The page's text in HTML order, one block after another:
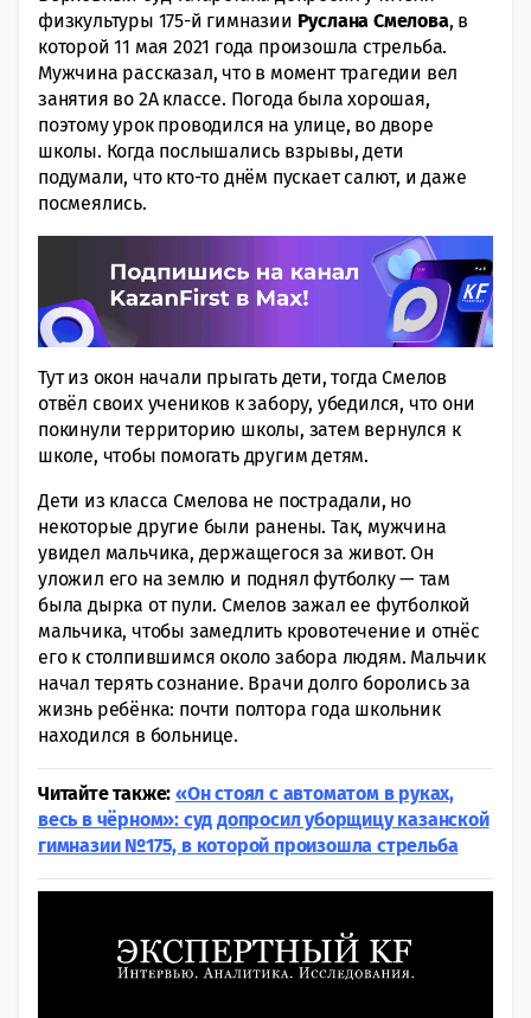
физкультуры 175-й гимназии Руслана Смелова, в
которой 11 мая 2021 года произошла стрельба.
Мужчина рассказал, что в момент трагедии вел
занятия во 2А классе. Погода была хорошая,
поэтому урок проводился на улице, во дворе
школы. Когда послышались взрывы, дети
подумали, что кто-то днём пускает салют, и даже
посмеялись.
Тут из окон начали прыгать дети, тогда Смелов
отвёл своих учеников к забору, убедился, что они
покинули территорию школы, затем вернулся к
школе, чтобы помогать другим детям.
Дети из класса Смелова не пострадали, но
некоторые другие были ранены. Так, мужчина
увидел мальчика, держащегося за живот. Он
уложил его на землю и поднял футболку — там
была дырка от пули. Смелов зажал ее футболкой
мальчика, чтобы замедлить кровотечение и отнёс
его к столпившимся около забора людям. Мальчик
начал терять сознание. Врачи долго боролись за
жизнь ребёнка: почти полтора года школьник
находился в больнице.
Читайте также:«Он стоял с автоматом в руках,
весь в чёрном»: суд допросил уборщицу казанской
гимназии №175, в которой произошла стрельба